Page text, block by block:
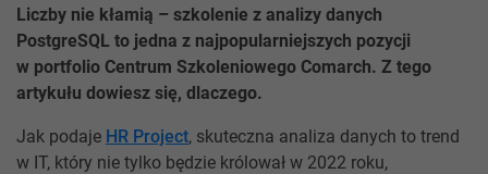
Liczby nie kłamią – szkolenie z analizy danych
PostgreSQL to jedna z najpopularniejszych pozycji
w portfolio Centrum Szkoleniowego Comarch. Z tego
artykułu dowiesz się, dlaczego.
Jak podaje HR Project, skuteczna analiza danych to trend
w IT, który nie tylko będzie królował w 2022 roku,